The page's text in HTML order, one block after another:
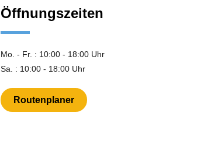
Öffnungszeiten
Mo. - Fr. : 10:00 - 18:00 Uhr
Sa. : 10:00 - 18:00 Uhr
Routenplaner